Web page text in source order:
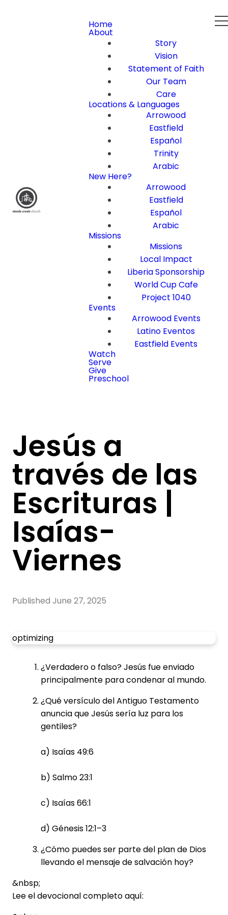
Home
About
Story
Vision
Statement of Faith
Our Team
Care
Locations & Languages
Arrowood
Eastfield
Español
Trinity
Arabic
New Here?
Arrowood
Eastfield
Español
Arabic
Missions
Missions
Local Impact
Liberia Sponsorship
World Cup Cafe
Project 1040
Events
Arrowood Events
Latino Eventos
Eastfield Events
Watch
Serve
Give
Preschool
Jesús a
través de las
Escrituras |
Isaías-
Viernes
Published June 27, 2025
optimizing
¿Verdadero o falso? Jesús fue enviado
principalmente para condenar al mundo.
¿Qué versículo del Antiguo Testamento
anuncia que Jesús sería luz para los
gentiles?
a) Isaías 49:6
b) Salmo 23:1
c) Isaías 66:1
d) Génesis 12:1–3
¿Cómo puedes ser parte del plan de Dios
llevando el mensaje de salvación hoy?
&nbsp;
Lee el devocional completo aquí: